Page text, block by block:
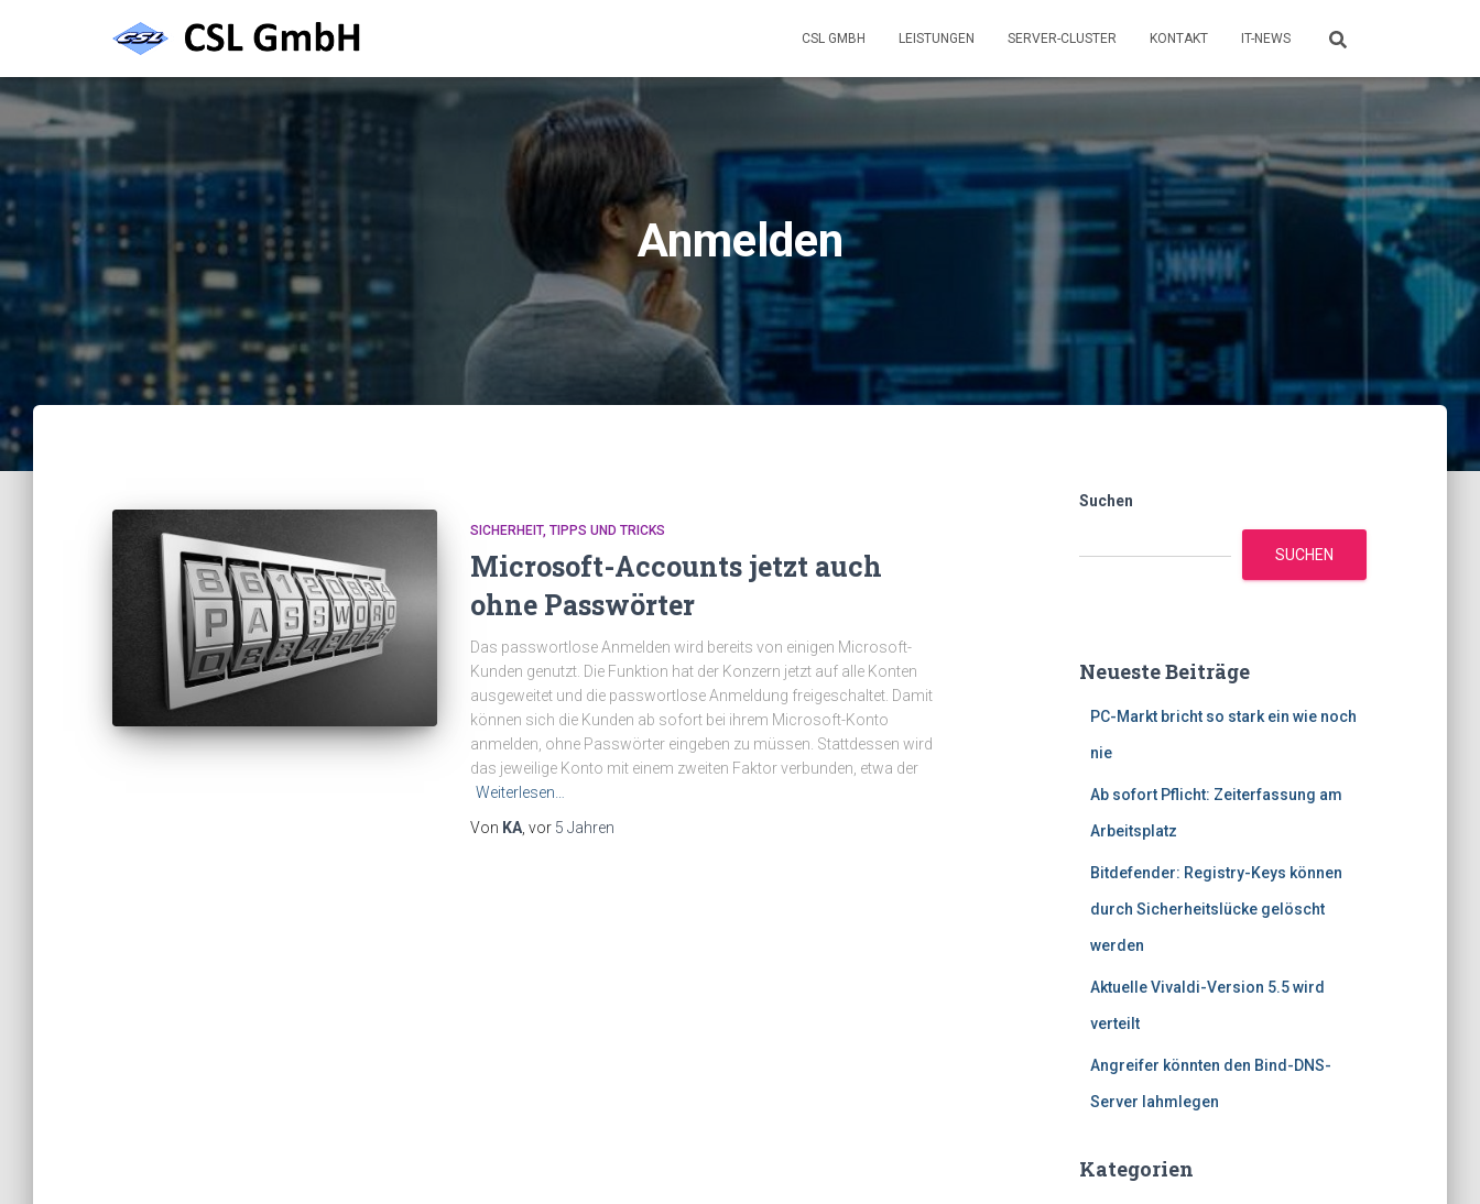
CSL GMBH LEISTUNGEN SERVER-CLUSTER KONTAKT IT-NEWS
Anmelden
SICHERHEIT TIPPS UND TRICKS
Microsoft-Accounts jetzt auch
ohne Passwörter
Das passwortlose Anmelden wird bereits von einigen Microsoft-
Kunden genutzt. Die Funktion hat der Konzern jetzt auf alle Konten
ausgeweitet und die passwortlose Anmeldung freigeschaltet. Damit
können sich die Kunden ab sofort bei ihrem Microsoft-Konto
anmelden, ohne Passwörter eingeben zu müssen. Stattdessen wird
das jeweilige Konto mit einem zweiten Faktor verbunden, etwa der
Weiterlesen…
Von KA , vor 5 Jahren
Suchen
SUCHEN
Neueste Beiträge
PC-Markt bricht so stark ein wie noch
nie
Ab sofort Pflicht: Zeiterfassung am
Arbeitsplatz
Bitdefender: Registry-Keys können
durch Sicherheitslücke gelöscht
werden
Aktuelle Vivaldi-Version 5.5 wird
verteilt
Angreifer könnten den Bind-DNS-
Server lahmlegen
Kategorien